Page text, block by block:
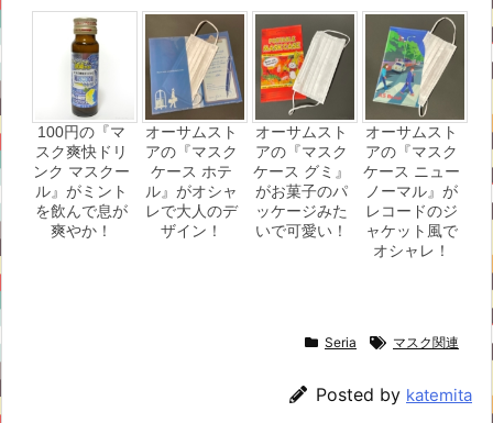
100円の『マ
スク爽快ドリ
ンク マスクー
ル』がミント
を飲んで息が
爽やか！
オーサムスト
アの『マスク
ケース ホテ
ル』がオシャ
レで大人のデ
ザイン！
オーサムスト
アの『マスク
ケース グミ』
がお菓子のパ
ッケージみた
いで可愛い！
オーサムスト
アの『マスク
ケース ニュー
ノーマル』が
レコードのジ
ャケット風で
オシャレ！
Seria マスク関連
Posted by katemita